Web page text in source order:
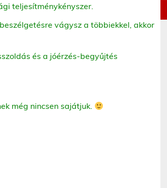
teljesítménykényszer.
vágysz a többiekkel, akkor
és a jóérzés-begyűjtés
még nincsen sajátjuk.